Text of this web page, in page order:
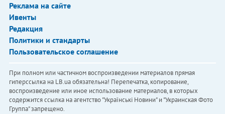
Реклама на сайте
Ивенты
Редакция
Политики и стандарты
Пользовательское соглашение
При полном или частичном воспроизведении материалов прямая
гиперссылка на LB.ua обязательна! Перепечатка, копирование,
воспроизведение или иное использование материалов, в которых
содержится ссылка на агентство "Українськi Новини" и "Украинская Фото
Группа" запрещено.